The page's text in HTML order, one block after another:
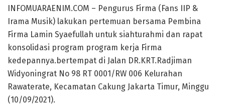
INFOMUARAENIM.COM – Pengurus Firma (Fans IIP &
Irama Musik) lakukan pertemuan bersama Pembina
Firma Lamin Syaefullah untuk siahturahmi dan rapat
konsolidasi program program kerja Firma
kedepannya.bertempat di Jalan DR.KRT.Radjiman
Widyoningrat No 98 RT 0001/RW 006 Kelurahan
Rawaterate, Kecamatan Cakung Jakarta Timur, Minggu
(10/09/2021).